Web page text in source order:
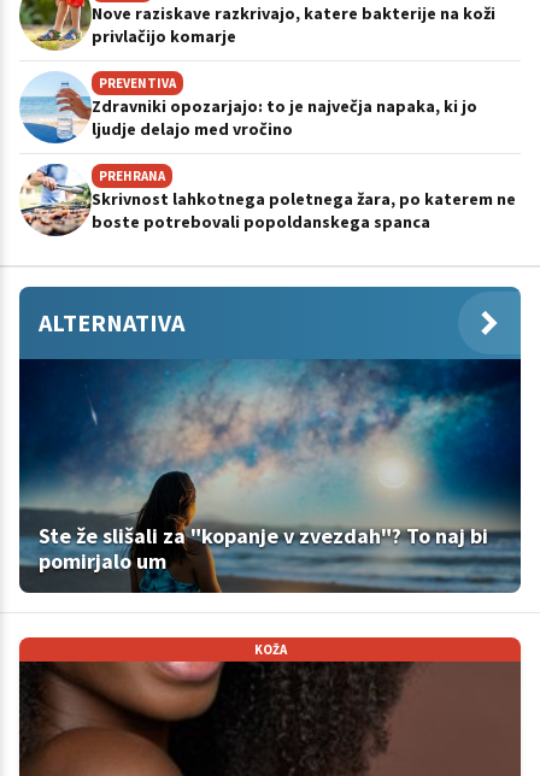
Nove raziskave razkrivajo, katere bakterije na koži
privlačijo komarje
PREVENTIVA
Zdravniki opozarjajo: to je največja napaka, ki jo
ljudje delajo med vročino
PREHRANA
Skrivnost lahkotnega poletnega žara, po katerem ne
boste potrebovali popoldanskega spanca
ALTERNATIVA
Ste že slišali za "kopanje v zvezdah"? To naj bi
pomirjalo um
KOŽA